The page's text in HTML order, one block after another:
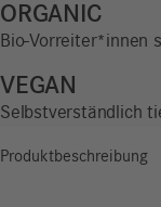
Edition
Menge
ORGANIC
Bio-Vorreiter*innen
VEGAN
Selbstverständlich
Produktbeschreibung